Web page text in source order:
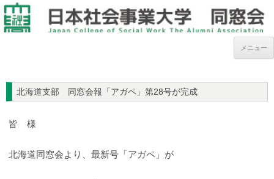
メニュー
北海道支部 同窓会報「アガペ」第28号が完成
皆 様
北海道同窓会より、最新号「アガペ」が